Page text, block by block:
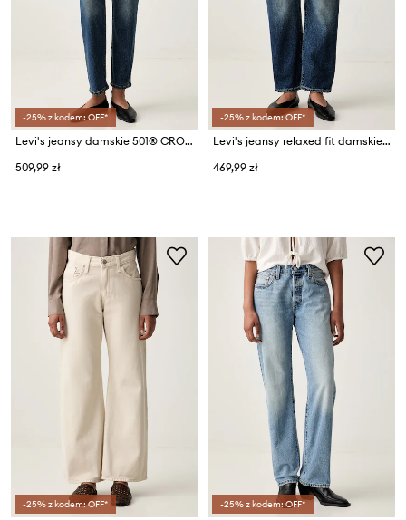
-25% z kodem: OFF*
Levi's jeansy damskie 501® CROP LIGHTWEIGHT
509,99 zł
-25% z kodem: OFF*
Levi's jeansy relaxed fit damskie EASY DAD
469,99 zł
-25% z kodem: OFF* -25% z kodem: OFF*